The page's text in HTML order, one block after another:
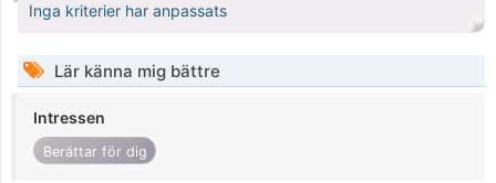
Inga kriterier har anpassats
Lär känna mig bättre
Intressen
Berättar för dig